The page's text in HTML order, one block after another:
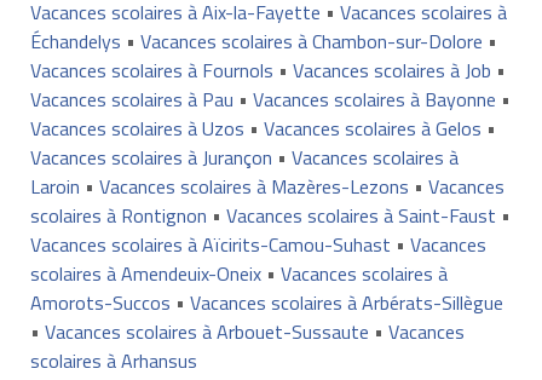
Vacances scolaires à Aix-la-Fayette • Vacances scolaires à
Échandelys • Vacances scolaires à Chambon-sur-Dolore •
Vacances scolaires à Fournols • Vacances scolaires à Job •
Vacances scolaires à Pau • Vacances scolaires à Bayonne •
Vacances scolaires à Uzos • Vacances scolaires à Gelos •
Vacances scolaires à Jurançon • Vacances scolaires à
Laroin • Vacances scolaires à Mazères-Lezons • Vacances
scolaires à Rontignon • Vacances scolaires à Saint-Faust •
Vacances scolaires à Aïcirits-Camou-Suhast • Vacances
scolaires à Amendeuix-Oneix• Vacances scolaires à
Amorots-Succos • Vacances scolaires à Arbérats-Sillègue
• Vacances scolaires à Arbouet-Sussaute • Vacances
scolaires à Arhansus